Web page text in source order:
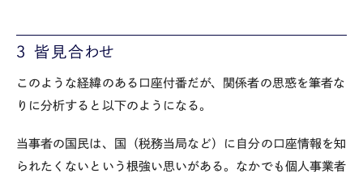
３ 皆見合わせ
このような経緯のある口座付番だが、関係者の思惑を筆者な
りに分析すると以下のようになる。
当事者の国民は、国（税務当局など）に自分の口座情報を知
られたくないという根強い思いがある。なかでも個人事業者